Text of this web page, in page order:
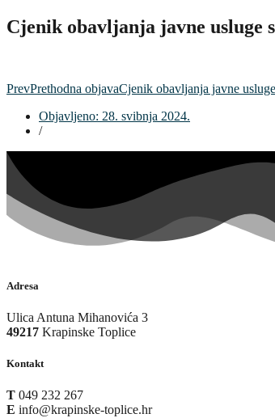
Cjenik obavljanja javne usluge
PrevPrethodna objavaCjenik obavljanja javne
Objavljeno: 28. svibnja 2024.
/
Adresa
Ulica Antuna Mihanovića 3
49217 Krapinske Toplice
Kontakt
T 049 232 267
E info@krapinske-toplice.hr